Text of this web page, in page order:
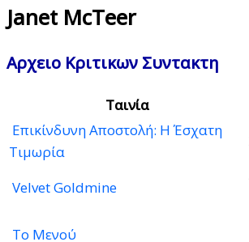
Janet McTeer
Αρχειο Κριτικων Συντακτη
Ταινία
Επικίνδυνη Αποστολή: Η Έσχατη
Τιμωρία
Velvet Goldmine
Το Μενού